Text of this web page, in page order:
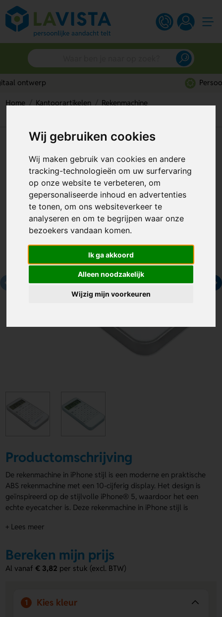
Wij gebruiken cookies
Wij maken gebruik van cookies en andere
tracking-technologieën om uw surfervaring
op onze website te verbeteren, om
gepersonaliseerde inhoud en advertenties
te tonen, om ons websiteverkeer te
analyseren en om te begrijpen waar onze
bezoekers vandaan komen.
Ik ga akkoord
Alleen noodzakelijk
Wijzig mijn voorkeuren
Home Kantoorartikelen
Rekenmachine
Rekenmachine in iPhone stijl
Artikelnummer: 75118
Productomschrijving
De rekenmachine in iPhone stijl is een moderne en praktische
ABS rekenmachine met een 10-cijferig display. Het design is
geïnspireerd op de stijlvolle iPhone® 5, waardoor het een
echte eyecatcher is. Deze rekenmachine in iPhone stijl is
met 1 AG13 batterij, zodat je meteen aan de slag kunt. Aan
bedrijfsnaam of logo te laten zien.
een ideale manier om jouw merk in de kijker te zetten. Kies
voor de rekenmachine in iPhone stijl en maak indruk met je
Voordelen van de rekenmachine in
+ Lees meer
Bereken mijn prijs
Al vanaf€ 3,82 per stuk (excl. BTW)
1 Kies kleur